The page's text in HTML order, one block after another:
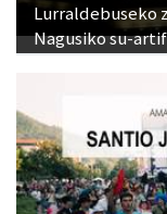
Lurraldebuseko
Nagusiko su-